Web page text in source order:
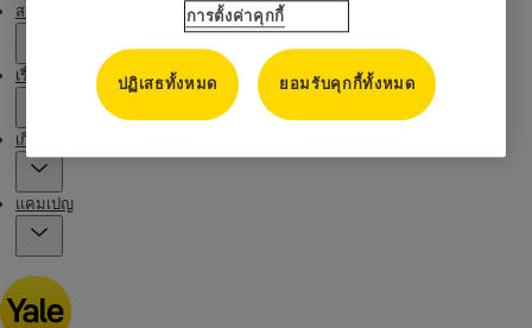
สถานที่จัดจำหน่าย
เรื่องราวของเรา
เกี่ยวกับเรา
แคมเปญ
การตั้งค่าคุกกี้
ปฏิเสธทั้งหมด ยอมรับคุกกี้ทั้งหมด